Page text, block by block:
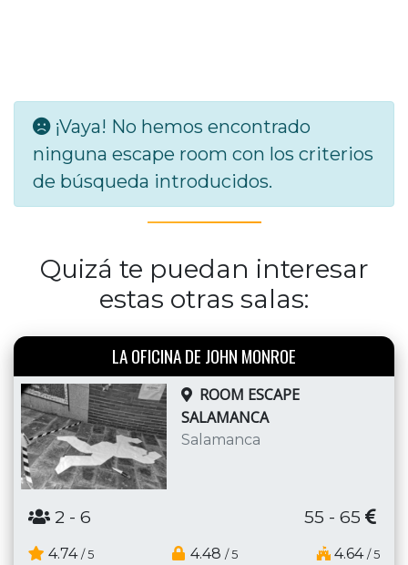
¡Vaya! No hemos encontrado
ninguna escape room con los criterios
de búsqueda introducidos.
Quizá te puedan interesar
estas otras salas:
LA OFICINA DE JOHN MONROE
ROOM ESCAPE
SALAMANCA
Salamanca
2 - 6 55 - 65
4.74 / 5 4.48 / 5 4.64 / 5